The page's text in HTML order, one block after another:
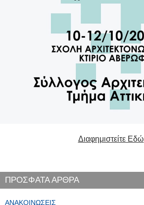
Διαφημιστείτε Εδώ
ΠΡΟΣΦΑΤΑ ΑΡΘΡΑ
ΑΝΑΚΟΙΝΏΣΕΙΣ